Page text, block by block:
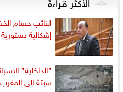
النائب حسام
إشكالية
سبتة إلى